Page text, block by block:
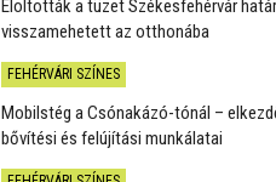
Eloltották a tüzet Székesfehérvár
visszamehetett az otthonába
FEHÉRVÁRI SZÍNES
Mobilstég a Csónakázó-tónál –
bővítési és felújítási munkálatai